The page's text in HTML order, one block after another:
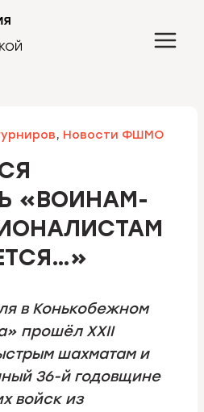
, Новости ФШМО
«ВОИНАМ-
в Конькобежном
прошёл XXII
шахматам и
36-й годовщине
войск из